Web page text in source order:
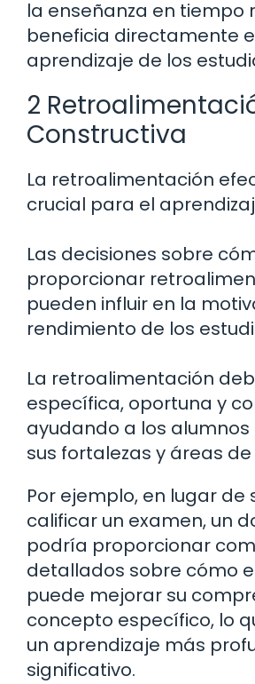
la enseñanza en tiempo
beneficia directamente
aprendizaje de los
2
Constructiva
La retroalimentación
crucial para el
Las decisiones sobre
proporcionar
pueden influir en la
rendimiento de los
La retroalimentación
específica, oportuna y
ayudando a los
sus fortalezas y áreas
Por ejemplo, en lugar
calificar un examen, un
podría proporcionar
detallados sobre cómo
puede mejorar su
concepto específico, lo
un aprendizaje más
significativo.